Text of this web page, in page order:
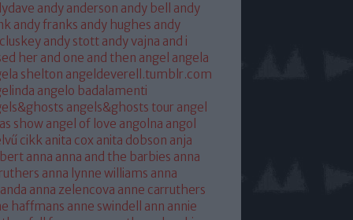
andy anderson andy bell
andy
andy franks andy hughes andy
andy stott andy vajna and i
her and one and then angel angela
shelton angeldeverell.tumblr.com
angelo badalamenti
angels&ghosts tour angel
show angel of love angolna angol
cikk anita cox anita dobson anja
anna anna and the barbies anna
anna lynne williams anna
anna zelencova anne carruthers
haffmans anne swindell
ann annie